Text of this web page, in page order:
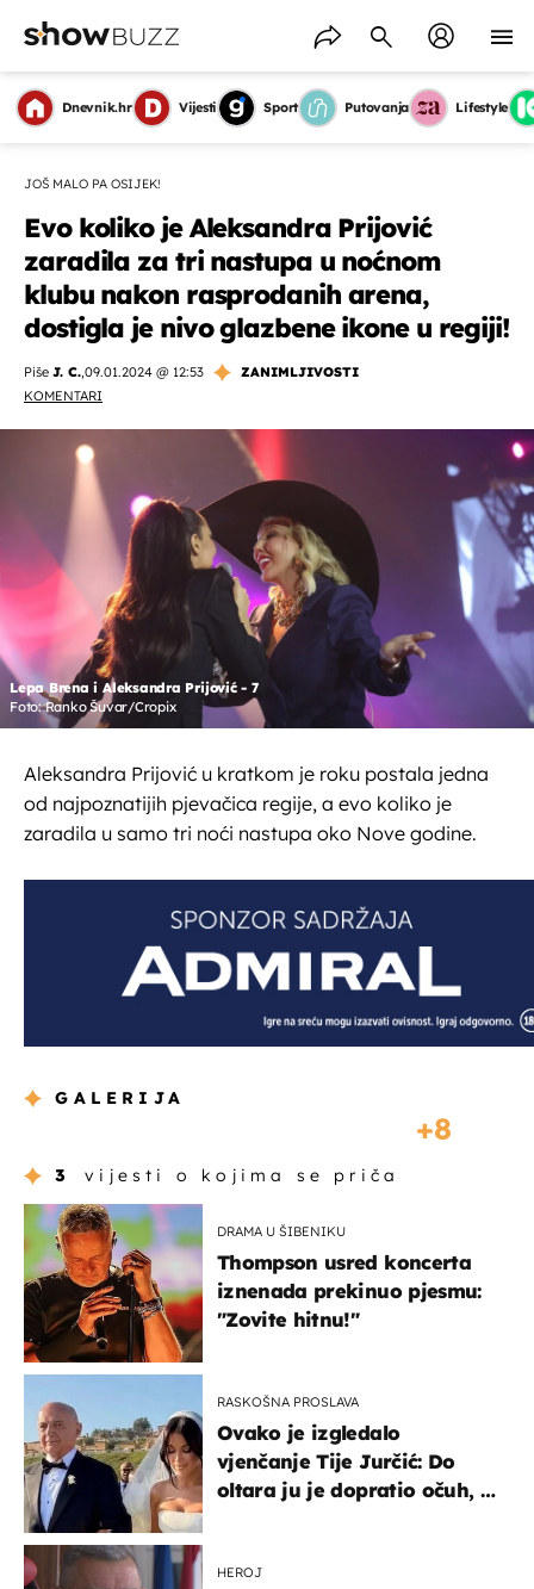
Dnevnik.hr Vijesti Sport Putovanja Lifestyle
JOŠ MALO PA OSIJEK!
Evo koliko je Aleksandra Prijović
zaradila za tri nastupa u noćnom
klubu nakon rasprodanih arena,
dostigla je nivo glazbene ikone u regiji!
Piše J. C.,09.01.2024 @ 12:53
ZANIMLJIVOSTI
KOMENTARI
Lepa Brena i Aleksandra Prijović - 7
Foto: Ranko Šuvar/Cropix
Aleksandra Prijović u kratkom je roku postala jedna
od najpoznatijih pjevačica regije, a evo koliko je
zaradila u samo tri noći nastupa oko Nove godine.
GALERIJA
8
3 vijesti o kojima se priča
DRAMA U ŠIBENIKU
Thompson usred koncerta
iznenada prekinuo pjesmu:
"Zovite hitnu!"
RASKOŠNA PROSLAVA
Ovako je izgledalo
vjenčanje Tije Jurčić: Do
oltara ju je dopratio očuh, a
HEROJ
OMOGUĆI OBAVIJESTI